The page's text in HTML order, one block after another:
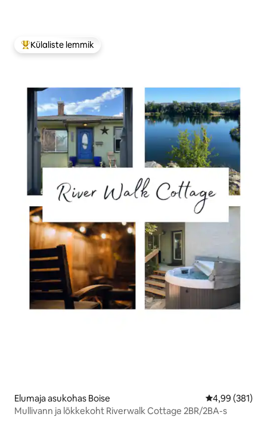
Külaliste suur lemmik
Külaliste lemmik
Elumaja asukohas Boise Keskmine
4,99 (381)
Mullivann ja lõkkekoht Riverwalk Cottage 2BR/2BA-s